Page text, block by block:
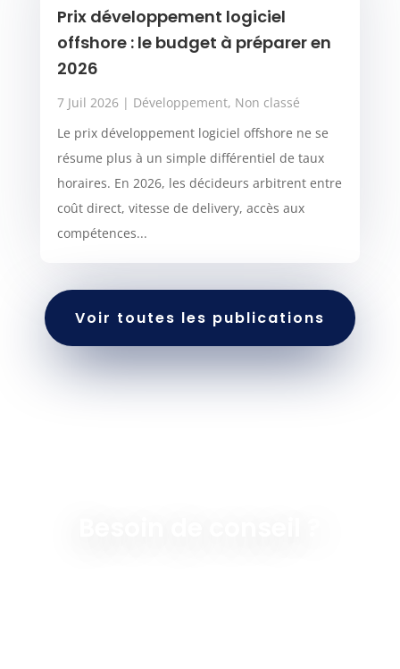
Prix développement logiciel
offshore : le budget à préparer en
2026
7 Juil 2026| Développement, Non classé
Le prix développement logiciel offshore ne se
résume plus à un simple différentiel de taux
horaires. En 2026, les décideurs arbitrent entre
coût direct, vitesse de delivery, accès aux
compétences...
Voir toutes les publications